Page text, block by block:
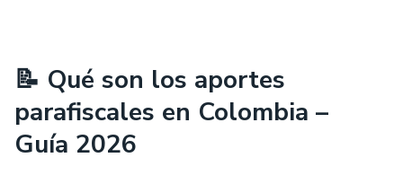
📝 Qué son los aportes
parafiscales en Colombia –
Guía 2026